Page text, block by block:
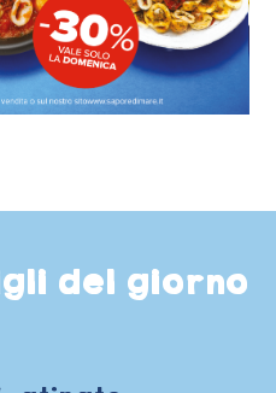
del giorno